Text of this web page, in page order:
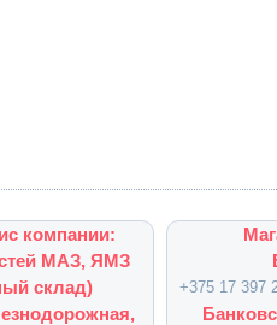
компании:
МАЗ, ЯМЗ
склад)
+375 17 397